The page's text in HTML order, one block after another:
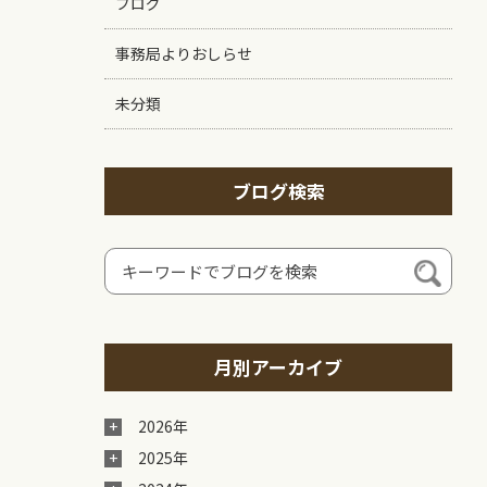
事務局よりおしらせ
未分類
ブログ検索
月別アーカイブ
2026年
2025年